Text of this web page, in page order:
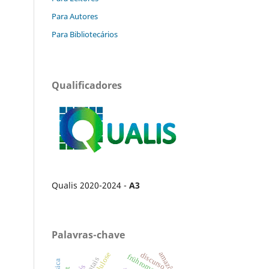
Para Autores
Para Bibliotecários
Qualificadores
Qualis 2020-2024 - A3
Palavras-chave
discurso.